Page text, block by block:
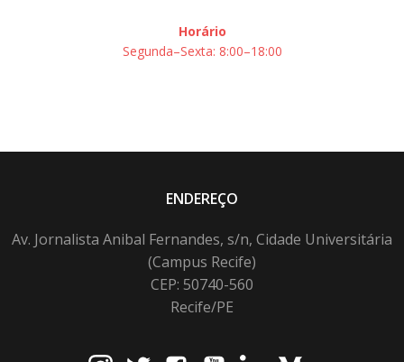
Horário
Segunda–Sexta: 8:00–18:00
ENDEREÇO
Av. Jornalista Anibal Fernandes, s/n, Cidade Universitária
(Campus Recife)
CEP: 50740-560
Recife/PE